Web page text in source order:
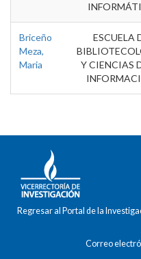
Briceño
Meza,
Maria
ESCUELA
Y CIENCIAS
Regresar al Portal de la
Correo